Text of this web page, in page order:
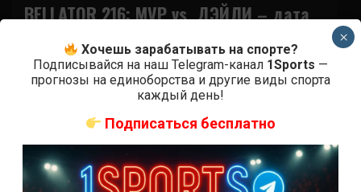
BELLATOR 216: MVP vs. ДЭЙЛИ – дата,
кард и участники
7 лет тому назад Решит Сабитов
Где и когда – дата и время Bellator 216 MVP vs.
Daley Утром 17 февраля в городе Анкасвилл, на
Хочешь зарабатывать на спорте?
Подписывайся на наш Telegram-канал 1Sports —
прогнозы на единоборства и другие виды спорта
каждый день!
Подписаться бесплатно
×